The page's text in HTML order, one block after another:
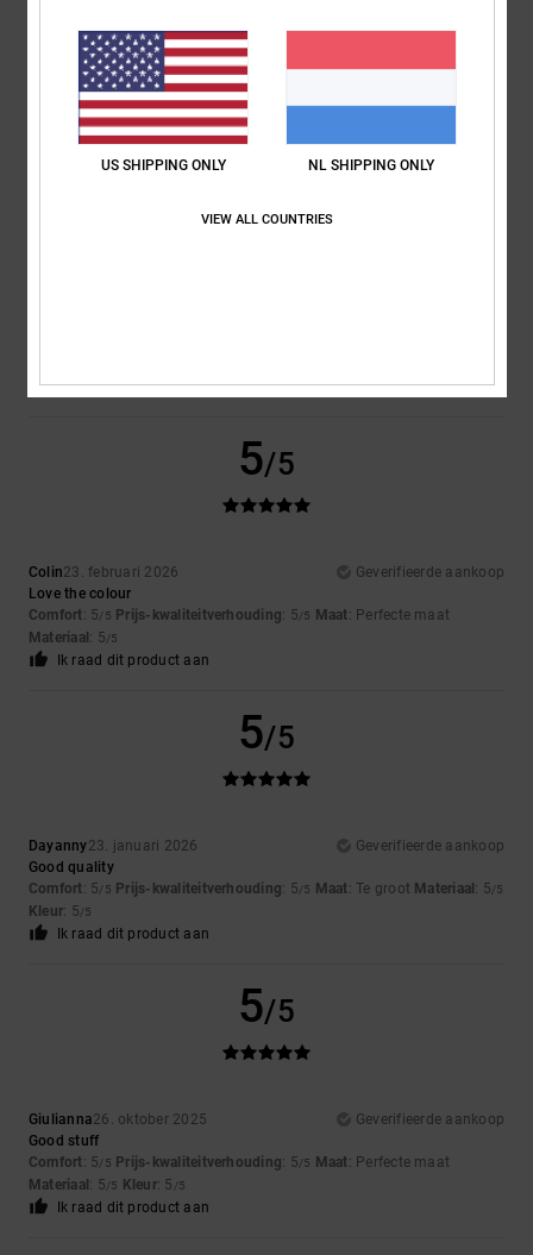
Ik raad dit product aan
5/5
Colin23. februari 2026
Geverifieerde aankoop
Love the colour
Comfort: 5/5 Prijs-kwaliteitverhouding: 5/5 Maat: Perfecte maat
Materiaal : 5/5
Ik raad dit product aan
5/5
Dayanny23. januari 2026
Geverifieerde aankoop
Good quality
Comfort: 5/5 Prijs-kwaliteitverhouding: 5/5 Maat: Te groot Materiaal : 5/5
Kleur: 5/5
Ik raad dit product aan
5/5
Giulianna26. oktober 2025
Geverifieerde aankoop
Good stuff
Comfort: 5/5 Prijs-kwaliteitverhouding: 5/5 Maat: Perfecte maat
Materiaal : 5/5 Kleur: 5 /5
Ik raad dit product aan
US SHIPPING ONLY NL SHIPPING ONLY
VIEW ALL COUNTRIES